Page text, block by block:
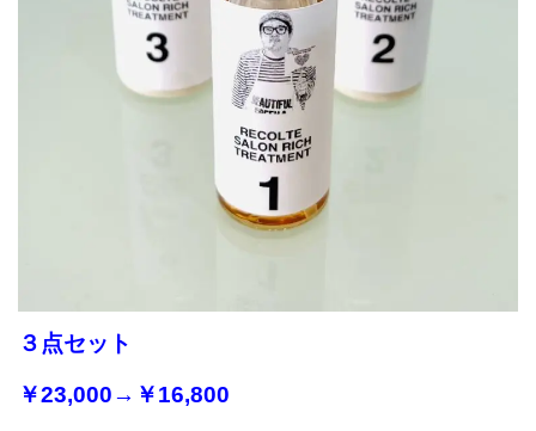
３点セット
￥23,000→￥16,800